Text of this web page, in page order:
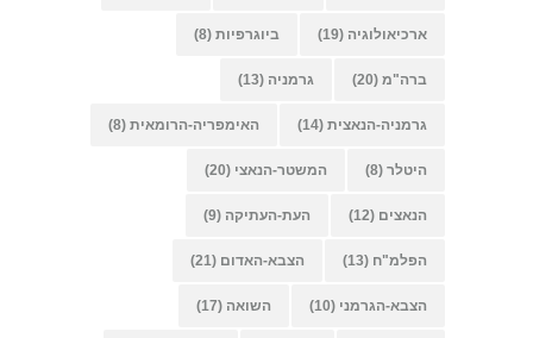
ארכיאולוגיה (19) ביוגרפיות (8)
ברה"מ (20) גרמניה (13)
גרמניה-הנאצית (14) האימפריה-הרומאית (8)
היטלר (8) המשטר-הנאצי (20)
הנאצים (12) העת-העתיקה (9)
הפלמ"ח (13) הצבא-האדום (21)
הצבא-הגרמני (10) השואה (17)